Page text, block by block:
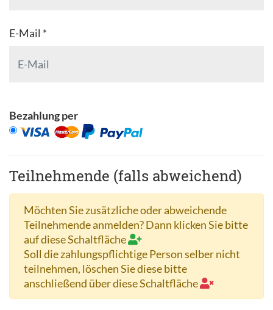
E-Mail *
Bezahlung per
Teilnehmende (falls abweichend)
Möchten Sie zusätzliche oder abweichende
Teilnehmende anmelden? Dann klicken Sie bitte
auf diese Schaltfläche
Soll die zahlungspflichtige Person selber nicht
teilnehmen, löschen Sie diese bitte
anschließend über diese Schaltfläche